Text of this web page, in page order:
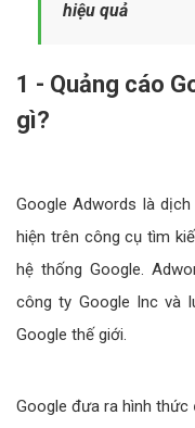
hiệu quả
1 - Quảng cáo
gì?
Google Adwords là
hiện trên công cụ tìm
hệ thống Google.
công ty Google Inc và
Google thế giới.
Google đưa ra hình thức